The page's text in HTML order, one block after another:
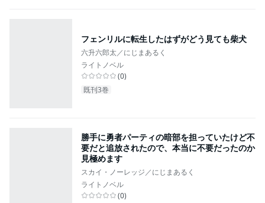
フェンリルに転生したはずがどう見ても柴犬
六升六郎太／にじまあるく
ライトノベル
(0)
既刊3巻
勝手に勇者パーティの暗部を担っていたけど不
要だと追放されたので、本当に不要だったのか
見極めます
スカイ・ノーレッジ／にじまあるく
ライトノベル
(0)